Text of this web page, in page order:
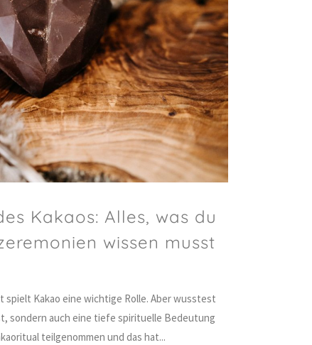
Kakaos: Alles, was du
wissen musst
Kakao eine wichtige Rolle. Aber wusstest
sondern auch eine tiefe spirituelle Bedeutung
teilgenommen und das hat...